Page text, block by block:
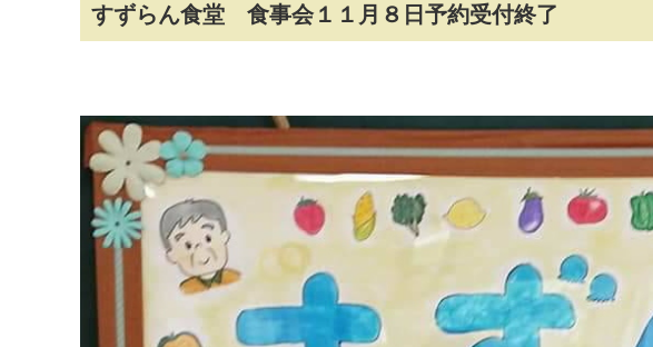
すずらん食堂 食事会１１月８日予約受付終了